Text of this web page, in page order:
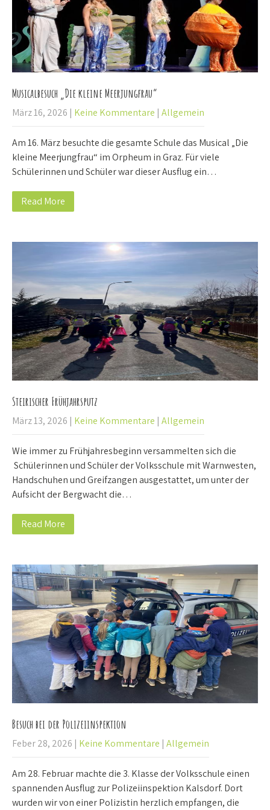
Musicalbesuch „Die kleine Meerjungfrau“
März 16, 2026 | Keine Kommentare | Allgemein
Am 16. März besuchte die gesamte Schule das Musical „Die
kleine Meerjungfrau“ im Orpheum in Graz. Für viele
Schülerinnen und Schüler war dieser Ausflug ein…
Read More
Steirischer Frühjahrsputz
März 13, 2026 | Keine Kommentare | Allgemein
Wie immer zu Frühjahresbeginn versammelten sich die
Schülerinnen und Schüler der Volksschule mit Warnwesten,
Handschuhen und Greifzangen ausgestattet, um unter der
Aufsicht der Bergwacht die…
Read More
Besuch bei der Polizeiinspektion
Feber 28, 2026 | Keine Kommentare | Allgemein
Am 28. Februar machte die 3. Klasse der Volksschule einen
spannenden Ausflug zur Polizeiinspektion Kalsdorf. Dort
wurden wir von einer Polizistin herzlich empfangen, die